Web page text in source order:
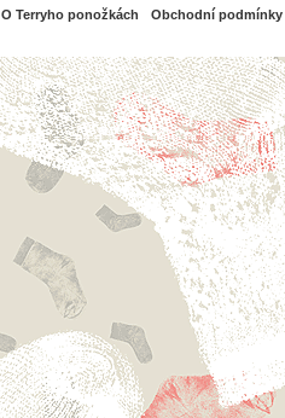
O Terryho ponožkách Obchodní podmínky
PayPal